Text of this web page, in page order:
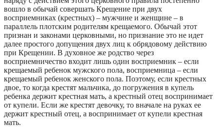
вошло в обычай совершать Крещение при двух
восприемниках (крестных) – мужчине и женщине – в
параллель плотским родителям крещаемого. Обычай этот
признан и законами церковными, но признание это не идет
далее простого допущения двух лиц к обрядовому действию
при Крещении. В духовное же родство через
восприемничество входит лишь один восприемник – если
крещаемый ребенок мужского пола, восприемница – если
крещаемый ребенок женского пола. Поэтому, если крестных
двое, то когда крестят мальчика, до погружения в купель
ребенка держит крестная мать, а крестный отец воспринимает
от купели. Если же крестят девочку, то вначале на руках ее
держит крестный отец, а воспринимает от купели крестная
мать.